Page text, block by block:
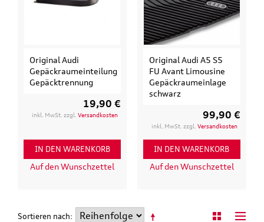
Original Audi
Gepäckraumeinteilung
Gepäcktrennung
19,90 €
inkl. MwSt. zzgl.Versandkosten
IN DEN WARENKORB
Auf den Wunschzettel
Original Audi A5 S5
FU Avant Limousine
Gepäckraumeinlage
schwarz
99,90 €
inkl. MwSt. zzgl. Versandkosten
IN DEN WARENKORB
Auf den Wunschzettel
Sortieren nach